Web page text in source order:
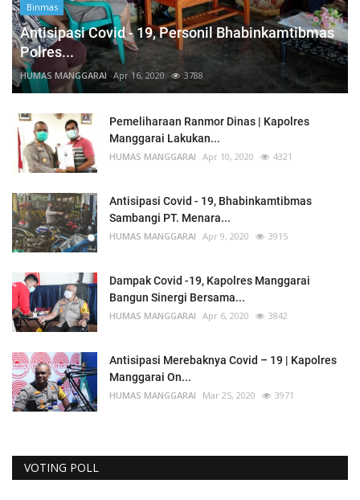
Binmas
Antisipasi Covid - 19, Personil Bhabinkamtibmas
Polres...
HUMAS MANGGARAI Apr 16, 2020 3788
Pemeliharaan Ranmor Dinas | Kapolres
Manggarai Lakukan...
HUMAS MANGGARAI Apr 10, 2020 4321
Antisipasi Covid - 19, Bhabinkamtibmas
Sambangi PT. Menara...
HUMAS MANGGARAI Apr 9, 2020 3915
Dampak Covid -19, Kapolres Manggarai
Bangun Sinergi Bersama...
HUMAS MANGGARAI Apr 6, 2020 3842
Antisipasi Merebaknya Covid – 19 | Kapolres
Manggarai On...
HUMAS MANGGARAI Mar 25, 2020 3971
VOTING POLL